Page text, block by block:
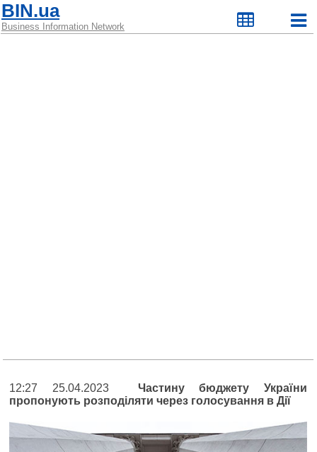
BIN.ua
Business Information Network
12:27 25.04.2023 Частину бюджету України
пропонують розподіляти через голосування в Дії